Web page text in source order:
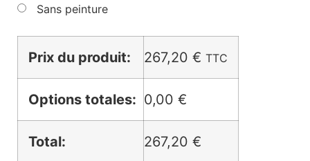
Sans peinture
Prix du produit: 267,20 € TTC
Options totales: 0,00 €
Total: 267,20 €